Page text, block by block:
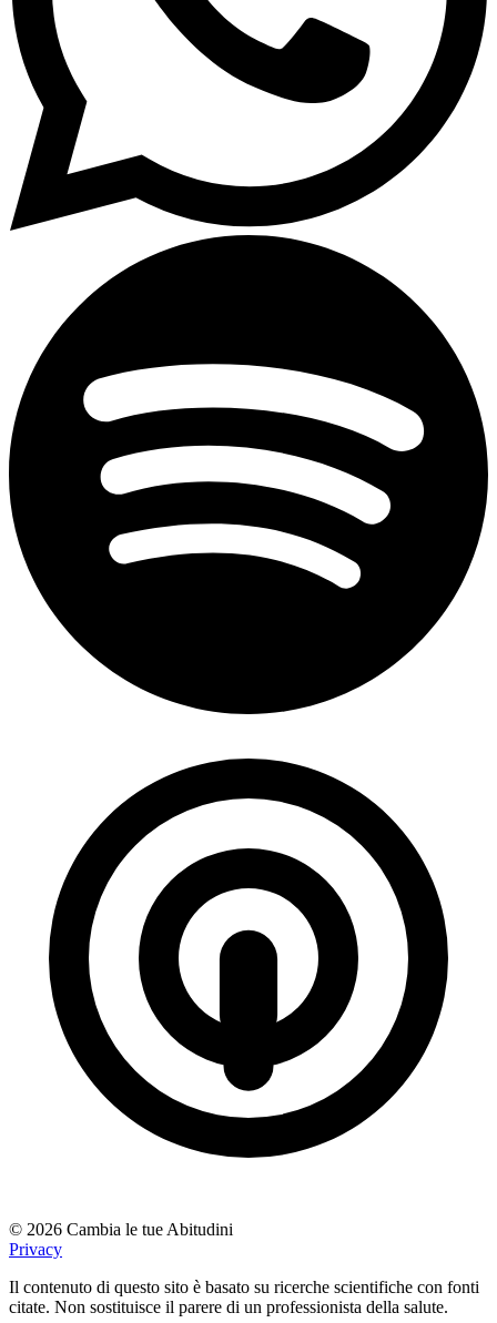
© 2026 Cambia le tue Abitudini
Privacy
Il contenuto di questo sito è basato su ricerche scientifiche con fonti
citate. Non sostituisce il parere di un professionista della salute.